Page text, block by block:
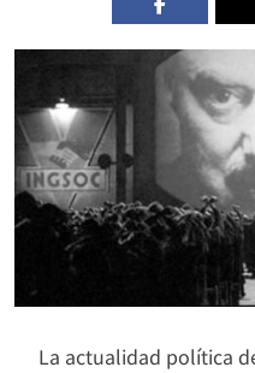
La actualidad política